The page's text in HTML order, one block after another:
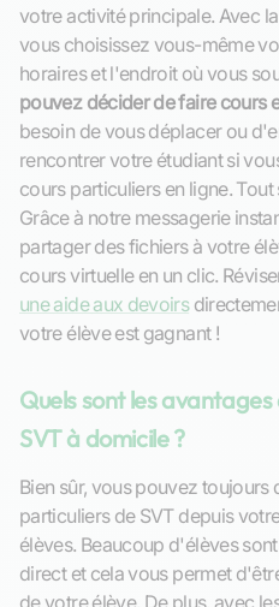
votre activité principale. Avec
vous choisissez vous-même
horaires et l'endroit où vous
pouvez décider de faire cours
besoin de vous déplacer ou
rencontrer votre étudiant si
cours particuliers en ligne.
Grâce à notre messagerie
partager des fichiers à votre
cours virtuelle en un clic.
une aide aux devoirs
votre élève est gagnant !
Quels sont les
SVT à domicile ?
Bien sûr, vous pouvez
particuliers de SVT depuis
élèves. Beaucoup d'élèves
direct et cela vous permet
de votre élève. De plus, avec